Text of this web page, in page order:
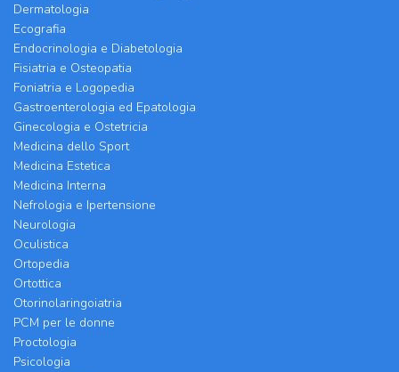
Dermatologia
Ecografia
Endocrinologia e Diabetologia
Fisiatria e Osteopatia
Foniatria e Logopedia
Gastroenterologia ed Epatologia
Ginecologia e Ostetricia
Medicina dello Sport
Medicina Estetica
Medicina Interna
Nefrologia e Ipertensione
Neurologia
Oculistica
Ortopedia
Ortottica
Otorinolaringoiatria
PCM per le donne
Proctologia
Psicologia